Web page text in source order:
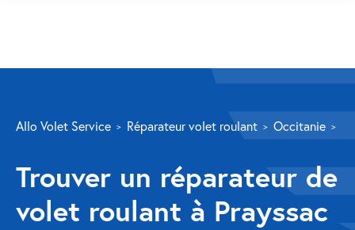
Volet roulant
Réparation
Volet roulant Velux
Allo Volet Service Réparateur volet roulant Occitanie
Trouver un réparateur de
volet roulant à Prayssac